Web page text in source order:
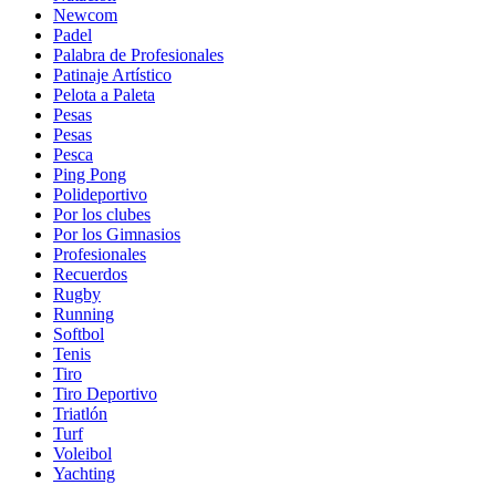
Newcom
Padel
Palabra de Profesionales
Patinaje Artístico
Pelota a Paleta
Pesas
Pesas
Pesca
Ping Pong
Polideportivo
Por los clubes
Por los Gimnasios
Profesionales
Recuerdos
Rugby
Running
Softbol
Tenis
Tiro
Tiro Deportivo
Triatlón
Turf
Voleibol
Yachting